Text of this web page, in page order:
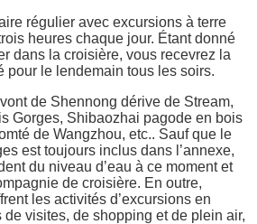
régulier avec excursions à terre
heures chaque jour. Étant donné
dans la croisière, vous recevrez la
pour le lendemain tous les soirs.
de Shennong dérive de Stream,
Gorges, Shibaozhai pagode en bois
de Wangzhou, etc.. Sauf que le
est toujours inclus dans l’annexe,
du niveau d’eau à ce moment et
de croisière. En outre,
les activités d’excursions en
visites, de shopping et de plein air,